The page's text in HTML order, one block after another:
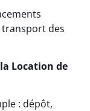
transport des
Location de
: dépôt,